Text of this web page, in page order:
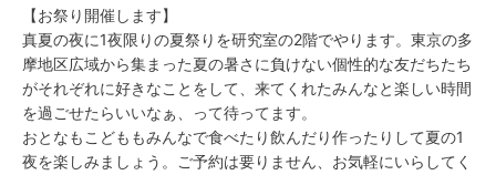
【お祭り開催します】
真夏の夜に1夜限りの夏祭りを研究室の2階でやります。東京の多
摩地区広域から集まった夏の暑さに負けない個性的な友だちたち
がそれぞれに好きなことをして、来てくれたみんなと楽しい時間
を過ごせたらいいなぁ、って待ってます。
おとなもこどももみんなで食べたり飲んだり作ったりして夏の1
夜を楽しみましょう。ご予約は要りません、お気軽にいらしてく